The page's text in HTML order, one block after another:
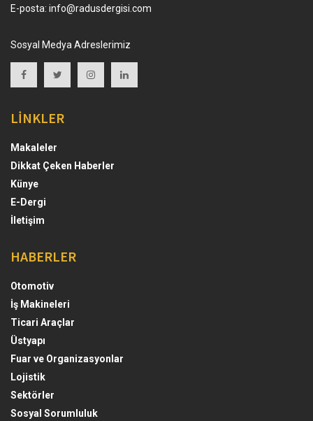
E-posta: info@radusdergisi.com
Sosyal Medya Adreslerimiz
LİNKLER
Makaleler
Dikkat Çeken Haberler
Künye
E-Dergi
İletişim
HABERLER
Otomotiv
İş Makineleri
Ticari Araçlar
Üstyapı
Fuar ve Organizasyonlar
Lojistik
Sektörler
Sosyal Sorumluluk